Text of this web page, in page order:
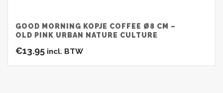
GOOD MORNING KOPJE COFFEE Ø8 CM –
OLD PINK URBAN NATURE CULTURE
€13.95 incl. BTW